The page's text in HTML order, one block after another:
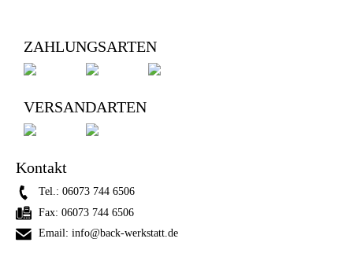
ZAHLUNGSARTEN
VERSANDARTEN
Kontakt
Tel.: 06073 744 6506
Fax: 06073 744 6506
Email: info@back-werkstatt.de